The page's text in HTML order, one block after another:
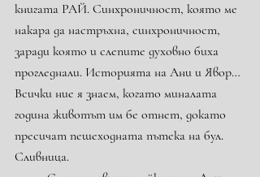
книгата РАЙ. Синхроничност, която ме
накара да настръхна, синхроничност,
заради която и слепите духовно биха
прогледнали. Историята на Ани и Явор…
Всички ние я знаем, когато миналата
година животът им бе отнет, докато
пресичат пешеходната пътека на бул.
Сливница.